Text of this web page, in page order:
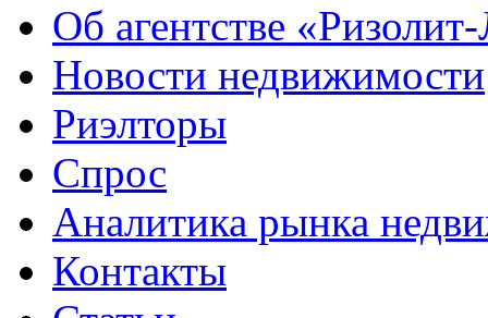
Об агентстве
Новости недвижимости
Риэлторы
Спрос
Аналитика рынка
Контакты